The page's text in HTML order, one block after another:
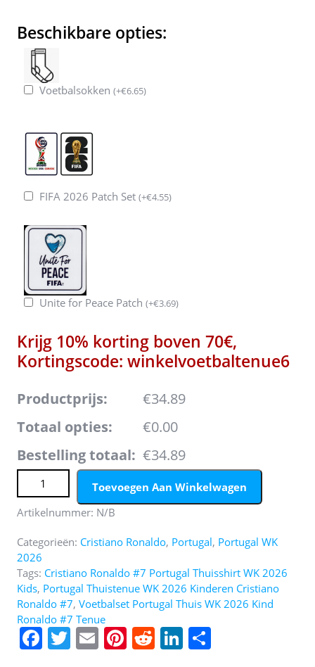
Beschikbare opties:
Voetbalsokken (+€6.65)
FIFA 2026 Patch Set (+€4.55)
Unite for Peace Patch (+€3.69)
Krijg 10% korting boven 70€,
Kortingscode: winkelvoetbaltenue6
Productprijs:
€34.89
Totaal opties:
€0.00
Bestelling totaal: €34.89
Portugal Thuisshirt WK 2026 Kinderen - Cristiano Ronaldo
#7 - Voetbalshirt + Shorts Set aantal
Toevoegen Aan Winkelwagen
Artikelnummer: N/B
Categorieën: Cristiano Ronaldo, Portugal, Portugal WK
2026
Tags: Cristiano Ronaldo #7 Portugal Thuisshirt WK 2026
Kids, Portugal Thuistenue WK 2026 Kinderen Cristiano
Ronaldo #7, Voetbalset Portugal Thuis WK 2026 Kind
Ronaldo #7 Tenue
F T E Pi R Li